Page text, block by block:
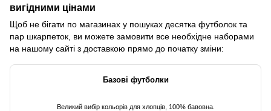
вигідними цінами
Щоб не бігати по магазинах у пошуках десятка футболок та
пар шкарпеток, ви можете замовити все необхідне наборами
на нашому сайті з доставкою прямо до початку зміни:
Базові футболки
Великий вибір кольорів для хлопців, 100% бавовна.